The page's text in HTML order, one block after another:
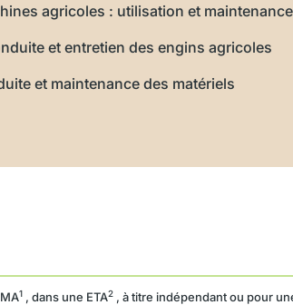
agricoles : utilisation et maintenance
et entretien des engins agricoles
et maintenance des matériels
1, dans une ETA2, à titre indépendant ou pour